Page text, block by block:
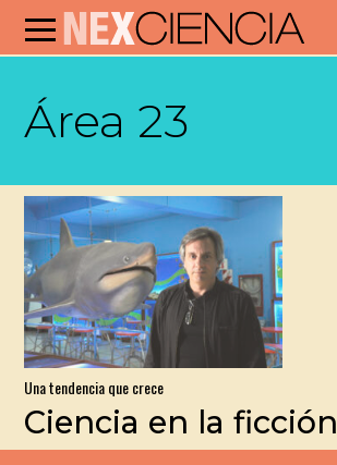
Área 23
Una tendencia que crece
Ciencia en la ficción